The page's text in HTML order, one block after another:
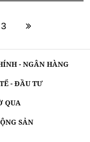
3
- NGÂN HÀNG
- ĐẦU TƯ
QUA
SẢN